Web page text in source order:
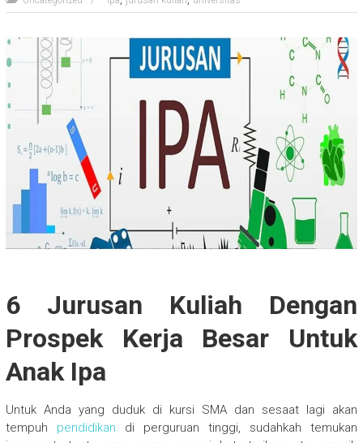
6 Jurusan Kuliah Dengan
Prospek Kerja Besar Untuk
Anak Ipa
Untuk Anda yang duduk di kursi SMA dan sesaat lagi akan
tempuh pendidikan di perguruan tinggi, sudahkah temukan